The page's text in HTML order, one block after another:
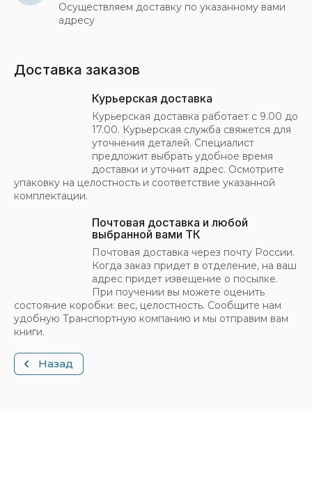
Осуществляем доставку по указанному вами
адресу
Доставка заказов
Курьерская доставка
Курьерская доставка работает с 9.00 до
17.00. Курьерская служба свяжется для
уточнения деталей. Специалист
предложит выбрать удобное время
доставки и уточнит адрес. Осмотрите
упаковку на целостность и соответствие указанной
комплектации.
Почтовая доставка и любой
выбранной вами ТК
Почтовая доставка через почту России.
Когда заказ придет в отделение, на ваш
адрес придет извещение о посылке.
При поучении вы можете оценить
состояние коробки: вес, целостность. Сообщите нам
удобную Транспортную компанию и мы отправим вам
книги.
Назад